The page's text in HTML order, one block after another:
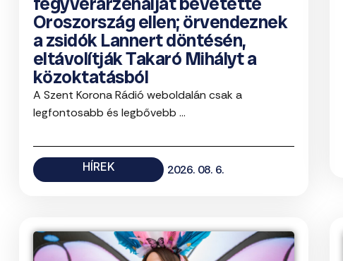
Oroszország ellen; örvendeznek
a zsidók Lannert döntésén,
eltávolítják Takaró Mihályt a
közoktatásból
A Szent Korona Rádió weboldalán csak a
legfontosabb és legbővebb ...
HÍREK 2026. 08. 6.